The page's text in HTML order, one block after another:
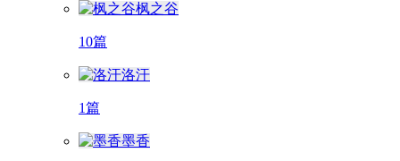
枫之谷
10篇
洛汗
1篇
墨香